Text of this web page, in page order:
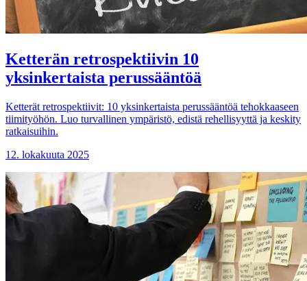
Ketterän retrospektiivin 10
yksinkertaista perussääntöä
Ketterät retrospektiivit: 10 yksinkertaista perussääntöä tehokkaaseen
tiimityöhön. Luo turvallinen ympäristö, edistä rehellisyyttä ja keskity
ratkaisuihin.
12. lokakuuta 2025